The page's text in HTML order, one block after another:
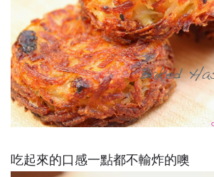
吃起來的口感一點都不輸炸的噢